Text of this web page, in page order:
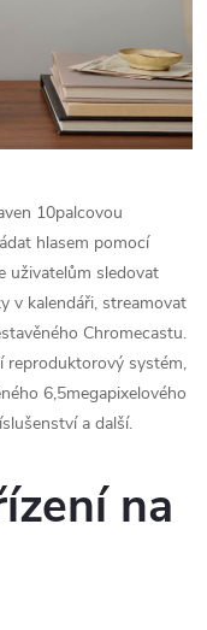
10palcovou
hlasem pomocí
uživatelům sledovat
v kalendáři, streamovat
Chromecastu.
reproduktorový systém,
6,5megapixelového
a další.
na